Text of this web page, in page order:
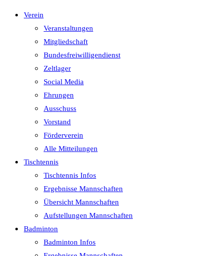
Verein
Veranstaltungen
Mitgliedschaft
Bundesfreiwilligendienst
Zeltlager
Social Media
Ehrungen
Ausschuss
Vorstand
Förderverein
Alle Mitteilungen
Tischtennis
Tischtennis Infos
Ergebnisse Mannschaften
Übersicht Mannschaften
Aufstellungen Mannschaften
Badminton
Badminton Infos